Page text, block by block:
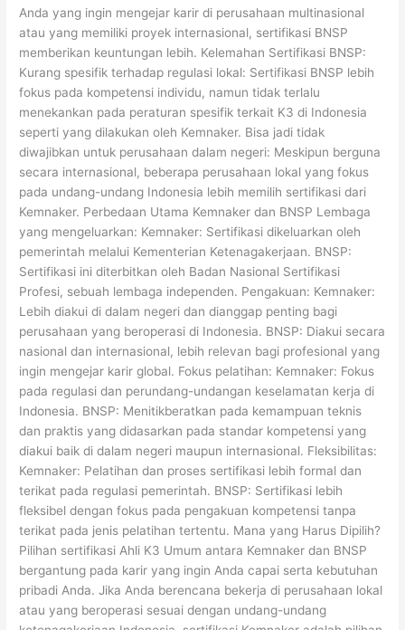
Anda yang ingin mengejar karir di perusahaan multinasional
atau yang memiliki proyek internasional, sertifikasi BNSP
memberikan keuntungan lebih. Kelemahan Sertifikasi BNSP:
Kurang spesifik terhadap regulasi lokal: Sertifikasi BNSP lebih
fokus pada kompetensi individu, namun tidak terlalu
menekankan pada peraturan spesifik terkait K3 di Indonesia
seperti yang dilakukan oleh Kemnaker. Bisa jadi tidak
diwajibkan untuk perusahaan dalam negeri: Meskipun berguna
secara internasional, beberapa perusahaan lokal yang fokus
pada undang-undang Indonesia lebih memilih sertifikasi dari
Kemnaker. Perbedaan Utama Kemnaker dan BNSP Lembaga
yang mengeluarkan: Kemnaker: Sertifikasi dikeluarkan oleh
pemerintah melalui Kementerian Ketenagakerjaan. BNSP:
Sertifikasi ini diterbitkan oleh Badan Nasional Sertifikasi
Profesi, sebuah lembaga independen. Pengakuan: Kemnaker:
Lebih diakui di dalam negeri dan dianggap penting bagi
perusahaan yang beroperasi di Indonesia. BNSP: Diakui secara
nasional dan internasional, lebih relevan bagi profesional yang
ingin mengejar karir global. Fokus pelatihan: Kemnaker: Fokus
pada regulasi dan perundang-undangan keselamatan kerja di
Indonesia. BNSP: Menitikberatkan pada kemampuan teknis
dan praktis yang didasarkan pada standar kompetensi yang
diakui baik di dalam negeri maupun internasional. Fleksibilitas:
Kemnaker: Pelatihan dan proses sertifikasi lebih formal dan
terikat pada regulasi pemerintah. BNSP: Sertifikasi lebih
fleksibel dengan fokus pada pengakuan kompetensi tanpa
terikat pada jenis pelatihan tertentu. Mana yang Harus Dipilih?
Pilihan sertifikasi Ahli K3 Umum antara Kemnaker dan BNSP
bergantung pada karir yang ingin Anda capai serta kebutuhan
pribadi Anda. Jika Anda berencana bekerja di perusahaan lokal
atau yang beroperasi sesuai dengan undang-undang